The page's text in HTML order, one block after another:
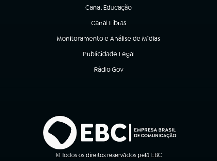
Canal Educação
(abre em nova aba)
Canal Libras
(abre em nova aba)
Monitoramento e Análise de Mídias
(abre em nova aba)
Publicidade Legal
(abre em nova aba)
Rádio Gov
(abre em nova aba)
© Todos os direitos reservados pela EBC